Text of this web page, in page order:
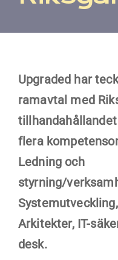
Upgraded har
ramavtal med
flera
Ledning och
styrning/
Arkitekter, IT-
desk.